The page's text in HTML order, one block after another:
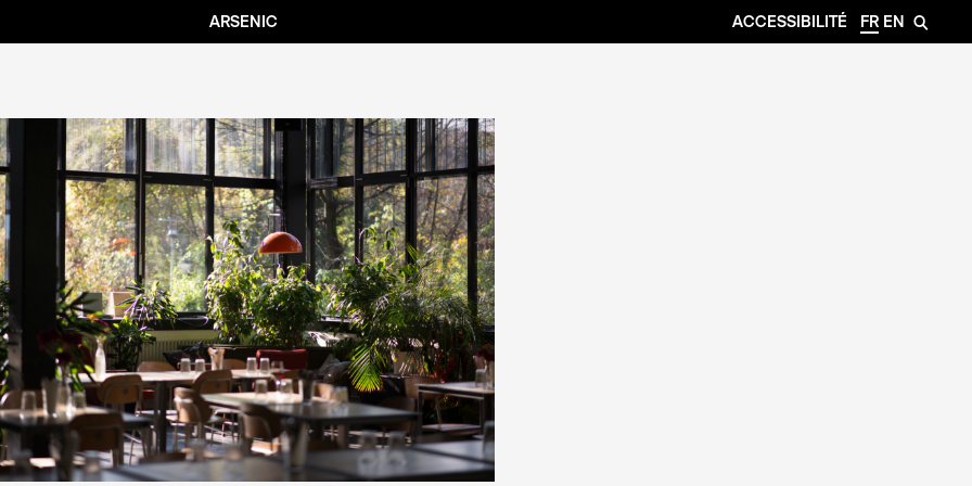
ARSENIC ACCESSIBILITÉ FR EN 🔎